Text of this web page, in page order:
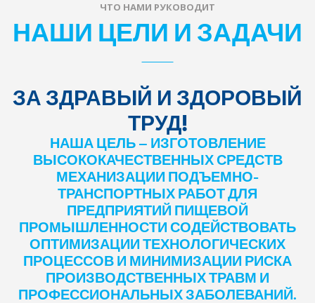
ЧТО НАМИ РУКОВОДИТ
НАШИ ЦЕЛИ И ЗАДАЧИ
ЗА ЗДРАВЫЙ И ЗДОРОВЫЙ
ТРУД!
НАША ЦЕЛЬ — ИЗГОТОВЛЕНИЕ
ВЫСОКОКАЧЕСТВЕННЫХ СРЕДСТВ
МЕХАНИЗАЦИИ ПОДЪЕМНО-
ТРАНСПОРТНЫХ РАБОТ ДЛЯ
ПРЕДПРИЯТИЙ ПИЩЕВОЙ
ПРОМЫШЛЕННОСТИ СОДЕЙСТВОВАТЬ
ОПТИМИЗАЦИИ ТЕХНОЛОГИЧЕСКИХ
ПРОЦЕССОВ И МИНИМИЗАЦИИ РИСКА
ПРОИЗВОДСТВЕННЫХ ТРАВМ И
ПРОФЕССИОНАЛЬНЫХ ЗАБОЛЕВАНИЙ.